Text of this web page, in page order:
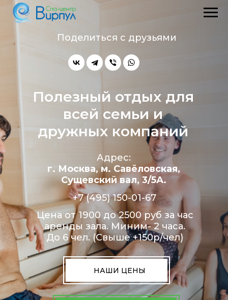
Полезный отдых для
всей семьи и
дружных компаний
Цена от 1900 до 2500 руб за час
аренды зала. Миним- 2 часа.
До 6 чел. (Свыше +150р/чел)
НАШИ ЦЕНЫ
Адрес:
г. Москва, м. Савёловская,
Сущевский вал, 3/5А.
Поделиться с друзьями
+7 (495) 150-01-67